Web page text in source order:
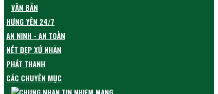
VĂN BẢN
HƯNG YÊN 24/7
AN NINH - AN TOÀN
NÉT ĐẸP XỨ NHÃN
PHÁT THANH
CÁC CHUYÊN MỤC